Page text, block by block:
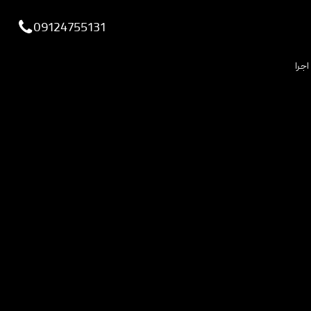
09124755131
اجرا